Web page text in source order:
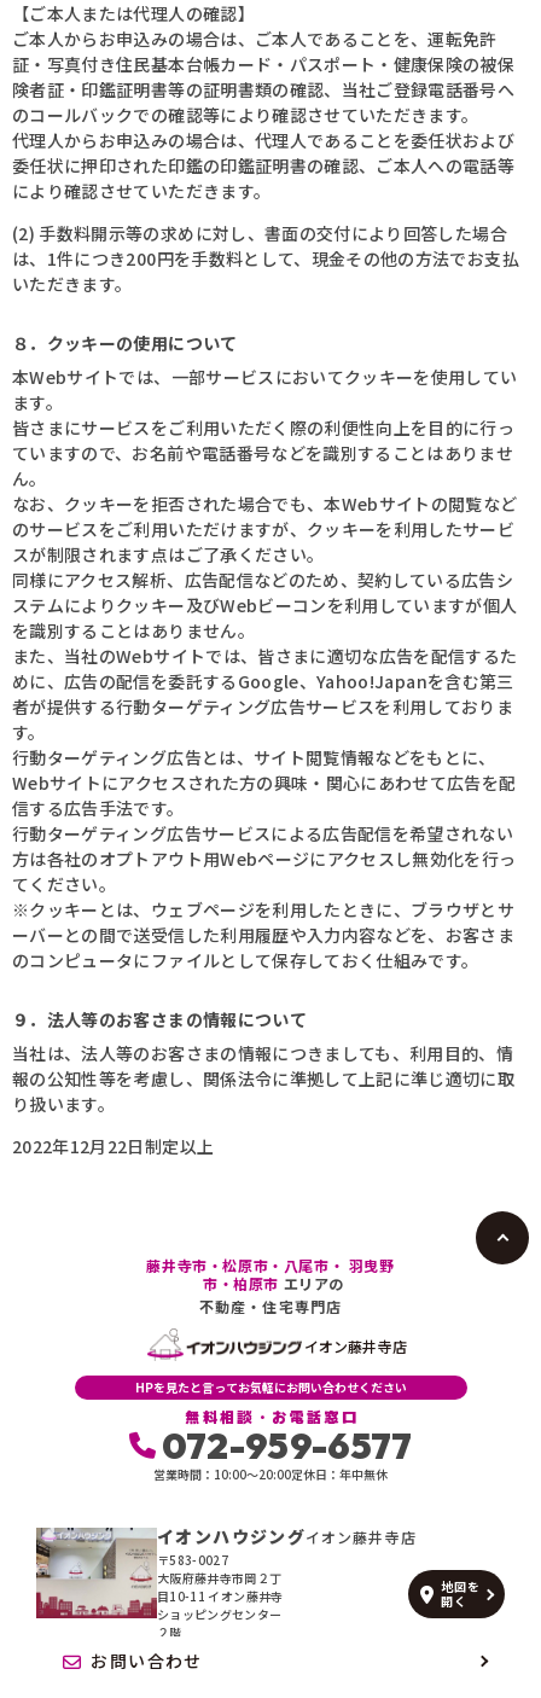
【ご本人または代理人の確認】
ご本人からお申込みの場合は、ご本人であることを、運転免許
証・写真付き住民基本台帳カード・パスポート・健康保険の被保
険者証・印鑑証明書等の証明書類の確認、当社ご登録電話番号へ
のコールバックでの確認等により確認させていただきます。
代理人からお申込みの場合は、代理人であることを委任状および
委任状に押印された印鑑の印鑑証明書の確認、ご本人への電話等
により確認させていただきます。
(2) 手数料開示等の求めに対し、書面の交付により回答した場合
は、1件につき200円を手数料として、現金その他の方法でお支払
いただきます。
８．クッキーの使用について
本Webサイトでは、一部サービスにおいてクッキーを使用してい
ます。
皆さまにサービスをご利用いただく際の利便性向上を目的に行っ
ていますので、お名前や電話番号などを識別することはありませ
ん。
なお、クッキーを拒否された場合でも、本Webサイトの閲覧など
のサービスをご利用いただけますが、クッキーを利用したサービ
スが制限されます点はご了承ください。
同様にアクセス解析、広告配信などのため、契約している広告シ
ステムによりクッキー及びWebビーコンを利用していますが個人
を識別することはありません。
また、当社のWebサイトでは、皆さまに適切な広告を配信するた
めに、広告の配信を委託するGoogle、Yahoo!Japanを含む第三
者が提供する行動ターゲティング広告サービスを利用しておりま
す。
行動ターゲティング広告とは、サイト閲覧情報などをもとに、
Webサイトにアクセスされた方の興味・関心にあわせて広告を配
信する広告手法です。
行動ターゲティング広告サービスによる広告配信を希望されない
方は各社のオプトアウト用Webページにアクセスし無効化を行っ
てください。
※クッキーとは、ウェブページを利用したときに、ブラウザとサ
ーバーとの間で送受信した利用履歴や入力内容などを、お客さま
のコンピュータにファイルとして保存しておく仕組みです。
９．法人等のお客さまの情報について
当社は、法人等のお客さまの情報につきましても、利用目的、情
報の公知性等を考慮し、関係法令に準拠して上記に準じ適切に取
り扱います。
2022年12月22日制定以上
藤井寺市・松原市・八尾市・ 羽曳野
市・柏原市 エリアの
不動産・住宅専門店
イオン藤井寺店
HPを見たと言ってお気軽にお問い合わせください
無料相談・お電話窓口
072-959-6577
営業時間：10:00〜20:00定休日：年中無休
イオンハウジングイオン藤井寺店
〒583-0027
大阪府藤井寺市岡２丁
目10-11 イオン藤井寺
ショッピングセンター
２階
地図を
開く
お問い合わせ